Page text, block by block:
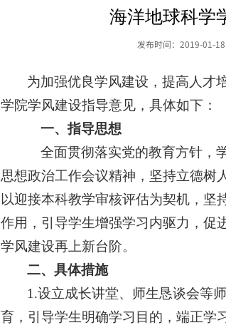
海洋地球科学
发布时间：2019-01-18
为加强优良学风建设 ，提高人才
学院学风建设指导意见 ，具体如下：
一、指导思想
全面贯彻落实党的教育方针，
思想政治工作会议精神，坚持立德树
以迎接本科教学审核评估为契机，坚
作用， 引导学生增强学习内驱力，促
学风建设再上新台阶。
二、具体措施
1.设立成长讲堂、师生恳谈会等
育，引导学生明确学习目的，端正学